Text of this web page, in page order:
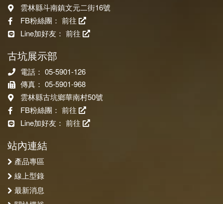
雲林縣斗南鎮文元二街16號
FB粉絲團： 前往
Line加好友： 前往
古坑展示部
電話： 05-5901-126
傳真： 05-5901-968
雲林縣古坑鄉華南村50號
FB粉絲團： 前往
Line加好友： 前往
站內連結
產品專區
線上型錄
最新消息